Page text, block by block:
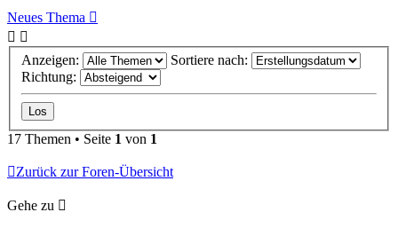
Neues Thema
Anzeigen:
Sortiere nach:
Richtung:
17 Themen • Seite 1 von 1
Zurück zur Foren-Übersicht
Gehe zu